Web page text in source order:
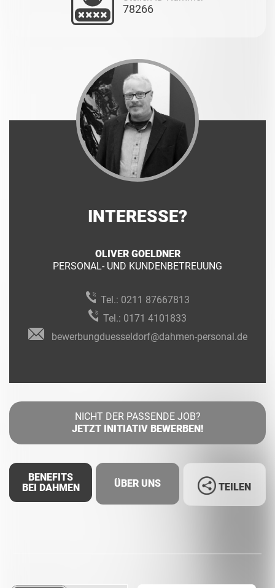
78266
INTERESSE?
OLIVER GOELDNER
PERSONAL- UND KUNDENBETREUUNG
Tel.: 0211 87667813
Tel.: 0171 4101833
bewerbungduesseldorf@dahmen-personal.de
NICHT DER PASSENDE JOB?
JETZT INITIATIV BEWERBEN!
BENEFITS
BEI DAHMEN
ÜBER UNS TEILEN